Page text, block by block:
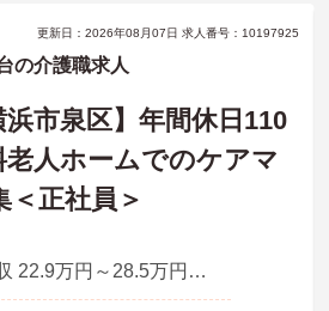
更新日：2026年08月07日 求人番号：10197925
の介護職求人
浜市泉区】年間休日110
人ホームでのケアマ
正社員＞
月収 22.9万円～28.5万円程度